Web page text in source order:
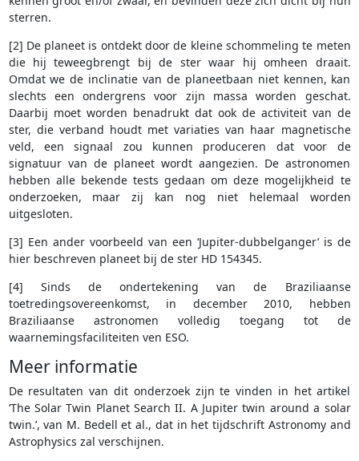
sterren.
[2] De planeet is ontdekt door de kleine schommeling te meten
die hij teweegbrengt bij de ster waar hij omheen draait.
Omdat we de inclinatie van de planeetbaan niet kennen, kan
slechts een ondergrens voor zijn massa worden geschat.
Daarbij moet worden benadrukt dat ook de activiteit van de
ster, die verband houdt met variaties van haar magnetische
veld, een signaal zou kunnen produceren dat voor de
signatuur van de planeet wordt aangezien. De astronomen
hebben alle bekende tests gedaan om deze mogelijkheid te
onderzoeken, maar zij kan nog niet helemaal worden
uitgesloten.
[3] Een ander voorbeeld van een ‘Jupiter-dubbelganger’ is de
hier beschreven planeet bij de ster HD 154345.
[4] Sinds de ondertekening van de Braziliaanse
toetredingsovereenkomst, in december 2010, hebben
Braziliaanse astronomen volledig toegang tot de
waarnemingsfaciliteiten ven ESO.
Meer informatie
De resultaten van dit onderzoek zijn te vinden in het artikel
‘The Solar Twin Planet Search II. A Jupiter twin around a solar
twin.’, van M. Bedell et al., dat in het tijdschrift Astronomy and
Astrophysics zal verschijnen.